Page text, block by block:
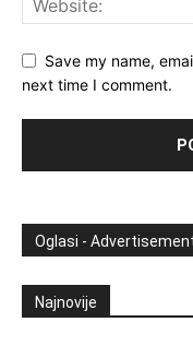
Save my name,
next time I comment.
Oglasi -
Najnovije